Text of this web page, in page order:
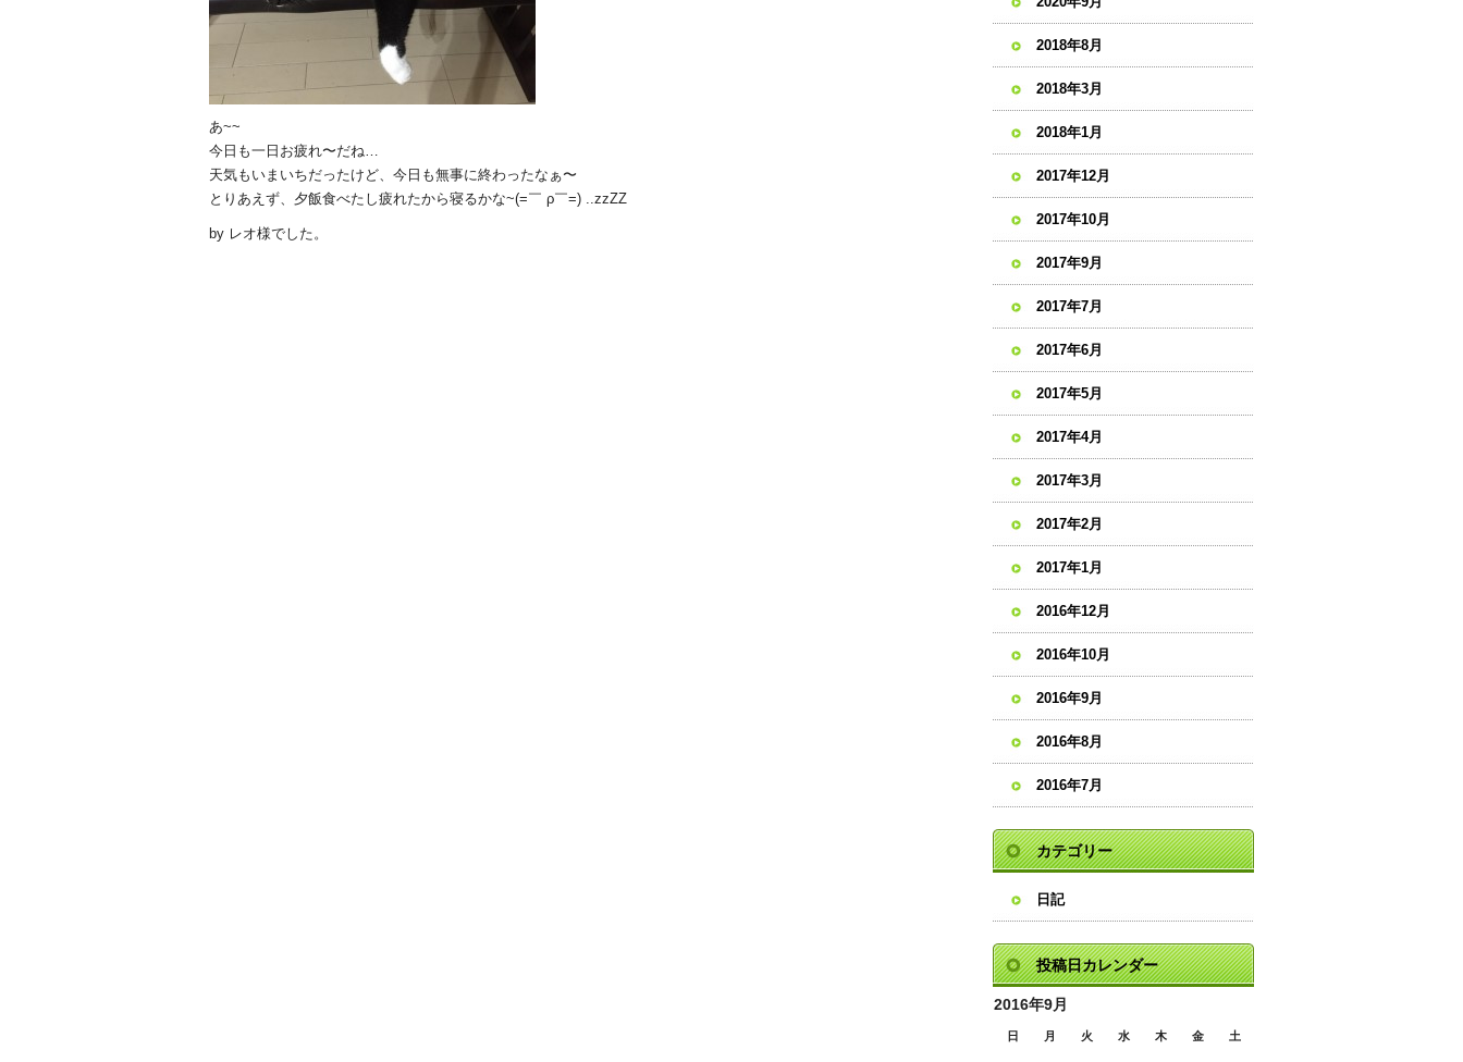
あ~~
今日も一日お疲れ〜だね…
天気もいまいちだったけど、今日も無事に終わったなぁ〜
とりあえず、夕飯食べたし疲れたから寝るかな~(=￣ ρ￣=) ..zzZZ
by レオ様でした。
2018年8月
2018年3月
2018年1月
2017年12月
2017年10月
2017年9月
2017年7月
2017年6月
2017年5月
2017年4月
2017年3月
2017年2月
2017年1月
2016年12月
2016年10月
2016年9月
2016年8月
2016年7月
カテゴリー
日記
投稿日カレンダー
2016年9月
日 月 火 水 木 金 土